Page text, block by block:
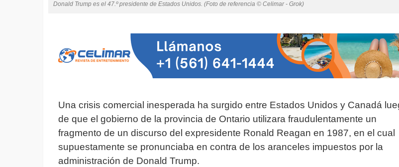
Donald Trump es el 47.º presidente de Estados Unidos. (Foto de referencia © Celimar - Grok)
Una crisis comercial inesperada ha surgido entre Estados Unidos y Canadá
de que el gobierno de la provincia de Ontario utilizara fraudulentamente un
fragmento de un discurso del expresidente Ronald Reagan en 1987, en el cual
supuestamente se pronunciaba en contra de los aranceles impuestos por la
administración de Donald Trump.